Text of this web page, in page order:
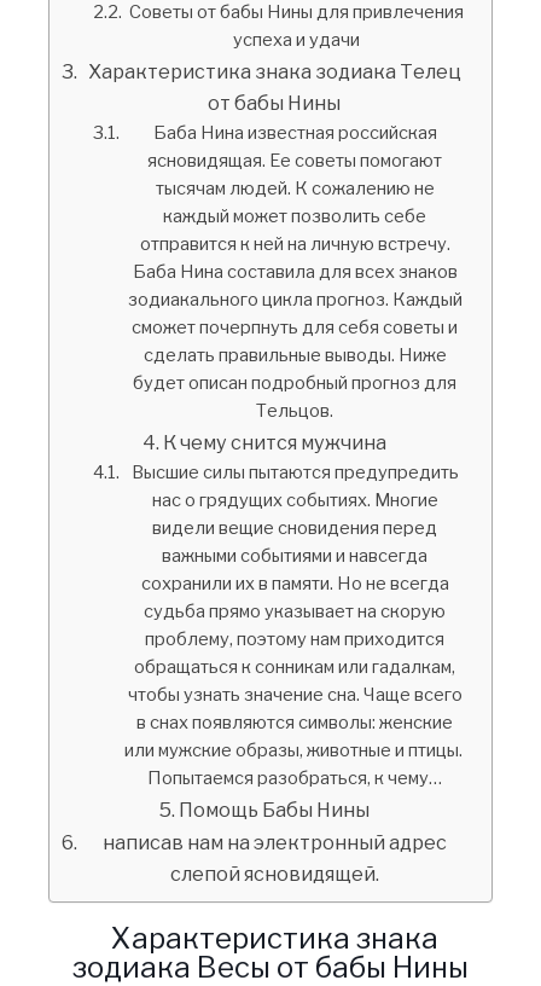
Советы от бабы Нины для привлечения
успеха и удачи
Характеристика знака зодиака Телец
от бабы Нины
Баба Нина известная российская
ясновидящая. Ее советы помогают
тысячам людей. К сожалению не
каждый может позволить себе
отправится к ней на личную встречу.
Баба Нина составила для всех знаков
зодиакального цикла прогноз. Каждый
сможет почерпнуть для себя советы и
сделать правильные выводы. Ниже
будет описан подробный прогноз для
Тельцов.
К чему снится мужчина
Высшие силы пытаются предупредить
нас о грядущих событиях. Многие
видели вещие сновидения перед
важными событиями и навсегда
сохранили их в памяти. Но не всегда
судьба прямо указывает на скорую
проблему, поэтому нам приходится
обращаться к сонникам или гадалкам,
чтобы узнать значение сна. Чаще всего
в снах появляются символы: женские
или мужские образы, животные и птицы.
Попытаемся разобраться, к чему…
Помощь Бабы Нины
написав нам на электронный адрес
слепой ясновидящей.
Характеристика знака
зодиака Весы от бабы Нины